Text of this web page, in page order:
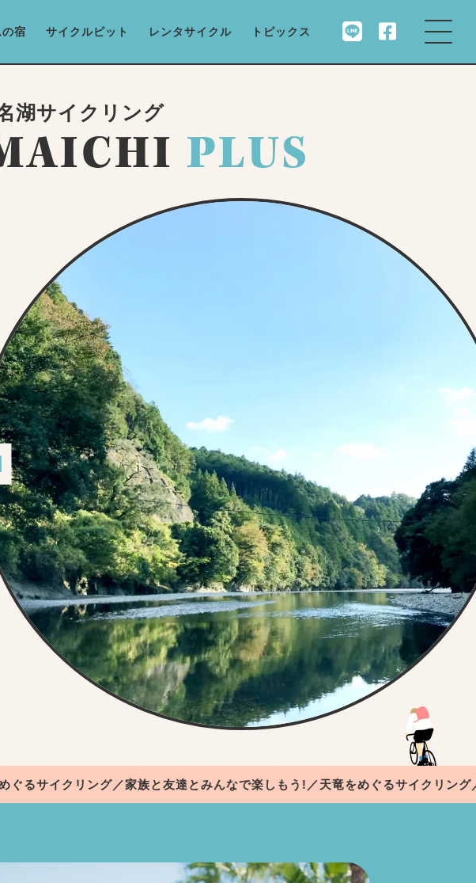
宿 サイクルピット レンタサイクル トピックス
湖サイクリング
PLUS
イクリング／家族と友達とみんなで楽しもう!／天竜をめぐるサイクリング／浜